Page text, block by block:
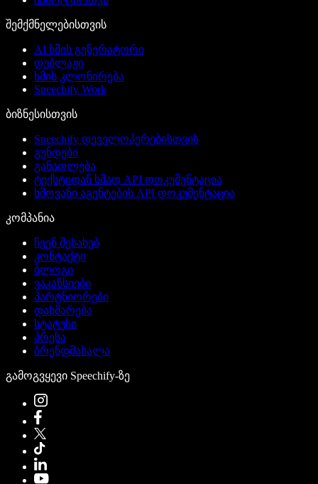
შემქმნელებისთვის
AI ხმის გენერატორი
დუბლაჟი
ხმის კლონირება
Speechify Work
ბიზნესისთვის
Speechify დეველოპერებისთვის
გუნდები
განათლება
ტექსტიდან ხმად API დოკუმენტაცია
ხმოვანი აგენტების API დოკუმენტაცია
კომპანია
ჩვენ შესახებ
კონტაქტი
ბლოგი
ვაკანსიები
პარტნიორები
დახმარება
სტატუსი
პრესა
ბრენდმასალა
გამოგვყევი Speechify-ზე